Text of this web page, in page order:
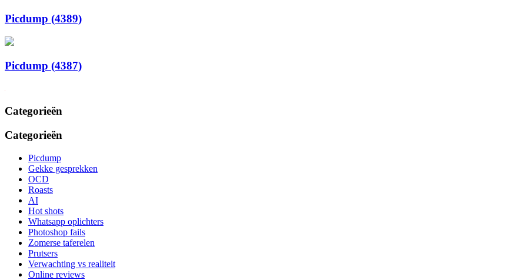
Picdump (4389)
Picdump (4387)
Categorieën
Categorieën
Picdump
Gekke gesprekken
OCD
Roasts
AI
Hot shots
Whatsapp oplichters
Photoshop fails
Zomerse taferelen
Prutsers
Verwachting vs realiteit
Online reviews